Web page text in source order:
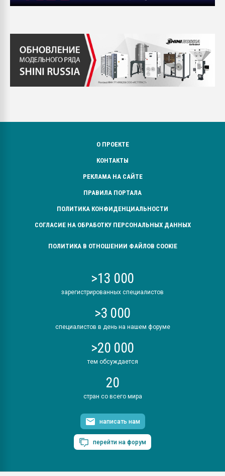
О ПРОЕКТЕ
КОНТАКТЫ
РЕКЛАМА НА САЙТЕ
ПРАВИЛА ПОРТАЛА
ПОЛИТИКА КОНФИДЕНЦИАЛЬНОСТИ
СОГЛАСИЕ НА ОБРАБОТКУ ПЕРСОНАЛЬНЫХ ДАННЫХ
ПОЛИТИКА В ОТНОШЕНИИ ФАЙЛОВ COOKIE
>13 000
зарегистрированных специалистов
>3 000
специалистов в день на нашем форуме
>20 000
тем обсуждается
20
стран со всего мира
написать нам
перейти на форум